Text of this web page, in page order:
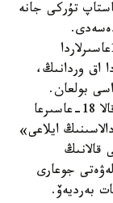
عاسىردان باستاپ تۇركى جانە
ورتاعاسىرلىق دەرەكتەرگە قاراعاندا قالا 11-13عاسىرلاردا
14- عاسىرلاردا اق وردانىڭ،
بولعان.
ءتۇرلى تاريحي كەزەڭدى باسىنان وتكىزگەن قالا 18-عاسىرعا
ايلاعى»
قالانىڭ
جوعارى
بەرديەۆ.